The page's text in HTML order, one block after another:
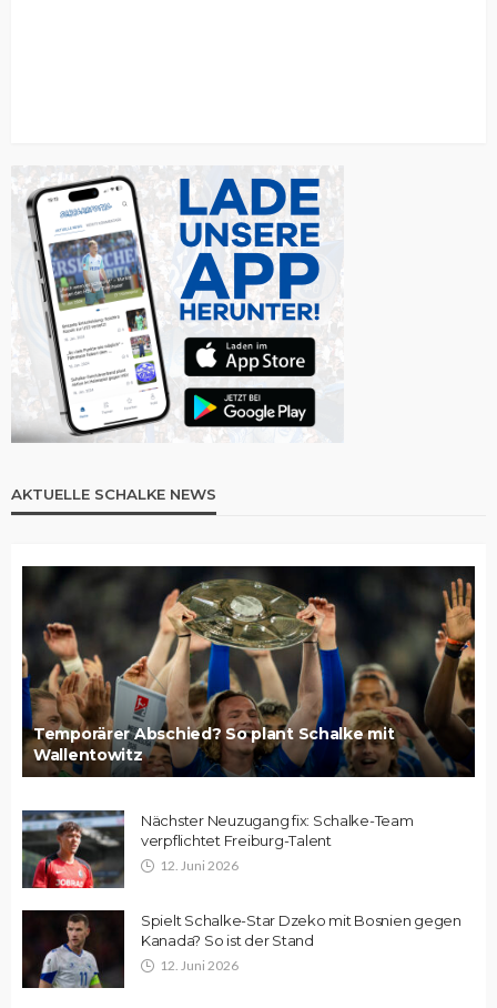
AKTUELLE SCHALKE NEWS
Temporärer Abschied? So plant Schalke mit
Wallentowitz
Nächster Neuzugang fix: Schalke-Team
verpflichtet Freiburg-Talent
12. Juni 2026
Spielt Schalke-Star Dzeko mit Bosnien gegen
Kanada? So ist der Stand
12. Juni 2026